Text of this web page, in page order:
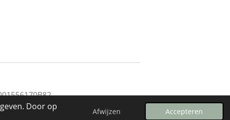
Door op
Afwijzen Accepteren